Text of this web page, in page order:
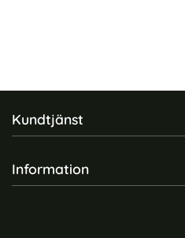
Sidfot Blandad info
Kundtjänst
Information